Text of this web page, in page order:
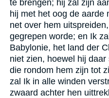
te brengen; hij zal zijn
hij met het oog de aarde
net over hem
gegrepen worde; en Ik
Babylonie, het land der
niet zien, hoewel hij daar
die rondom hem zijn tot
zal Ik in alle winden
zwaard achter hen